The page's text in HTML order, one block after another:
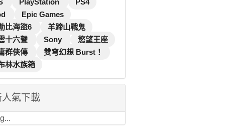
PlayStation
PS4
Epic Games
比海盜6
羊蹄山戰鬼
十六聲
Sony
慾望王座
群俠傳
雙穹幻想 Burst！
林水族箱
氣下載